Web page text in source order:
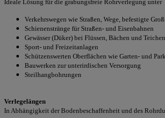
Ideale Lösung für die grabungsfreie Rohrverlegung unter
Verkehrswegen wie Straßen, Wege, befestigte
Schienenstränge für Straßen- und Eisenbahnen
Gewässer (Düker) bei Flüssen, Bächen und Teichen
Sport- und Freizeitanlagen
Schützenswerten Oberflächen wie Garten- und
Bauwerken zur unterirdischen Versorgung
Steilhangbohrungen
Verlegelängen
In Abhängigkeit der Bodenbeschaffenheit und des